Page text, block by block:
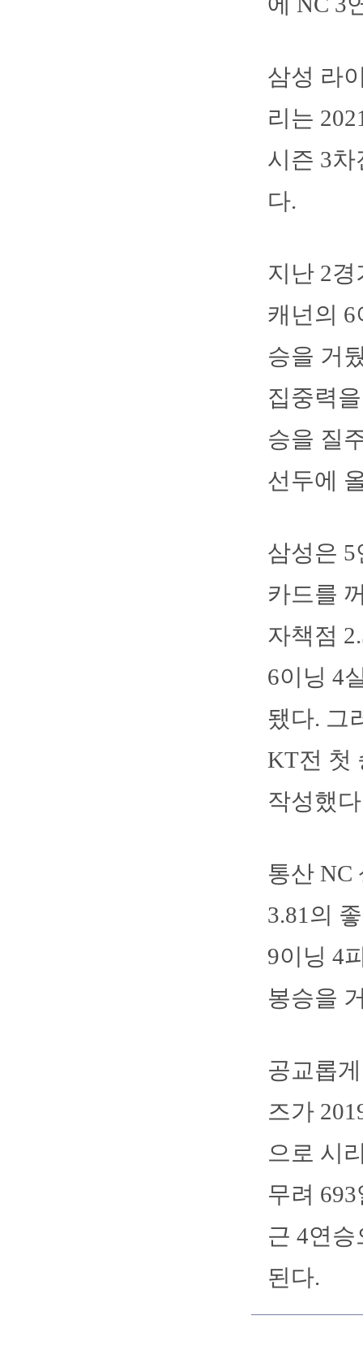
삼성 라
리는
시즌 3
다.
지난 2
캐넌의
승을 거
집중력
승을 질
선두에
삼성은
카드를
자책점
6이닝 4
됐다. 그
KT전 첫
작성했
통산 NC
3.81의
9이닝 4
봉승을
공교롭
즈가
으로 시
무려
근 4연
된다.